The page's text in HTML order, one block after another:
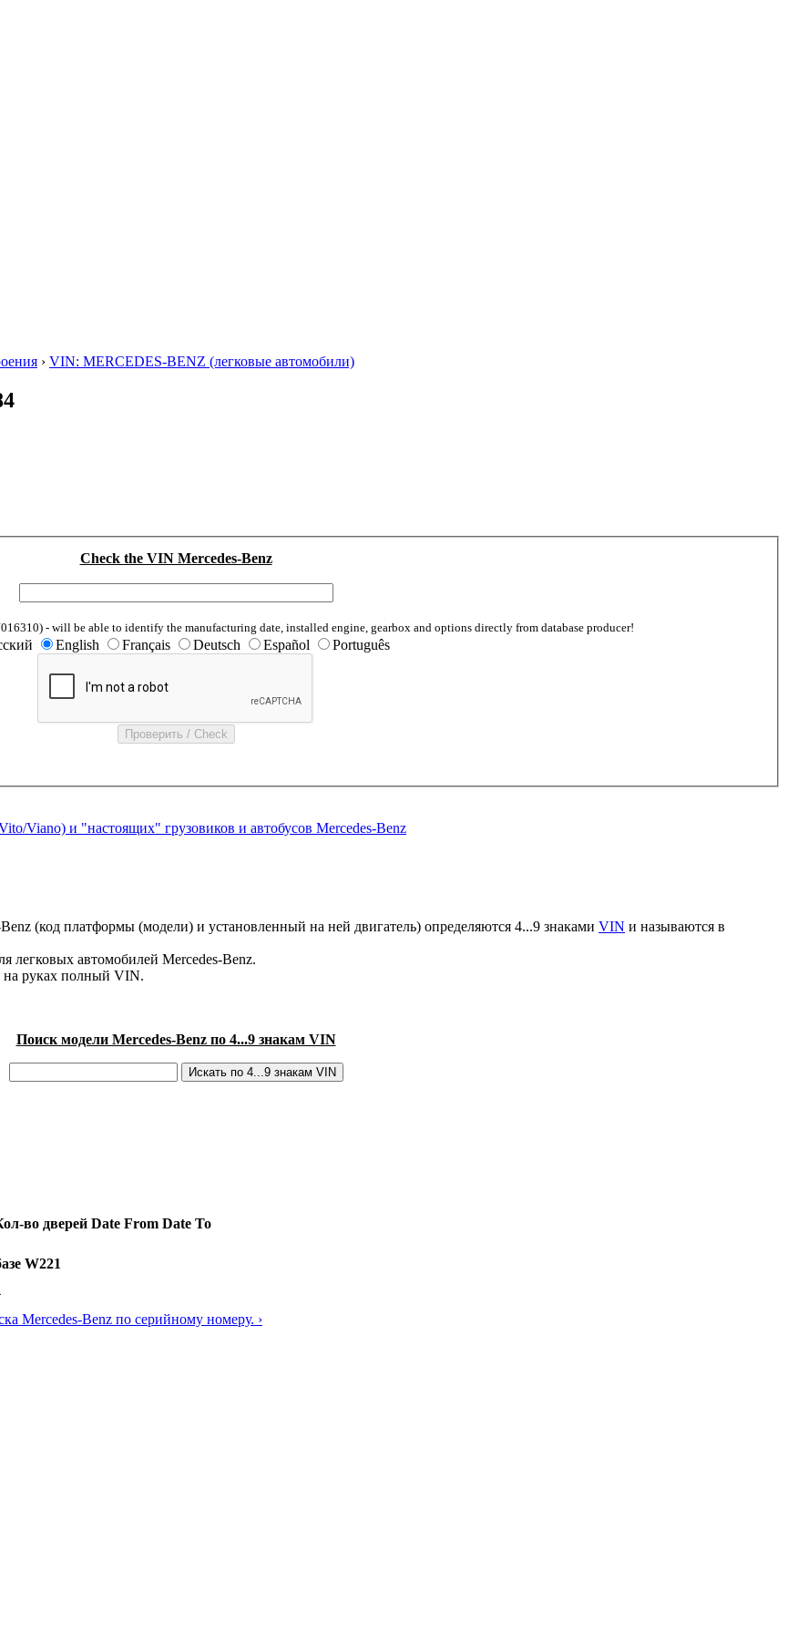
› VIN: MERCEDES-BENZ (легковые автомобили)
Check the VIN Mercedes-Benz
- will be able to identify the manufacturing date, installed engine, gearbox and options directly from database producer!
English Français Deutsch Español Português
Viano) и "настоящих" грузовиков и автобусов Mercedes-Benz
(код платформы (модели) и установленный на ней двигатель) определяются 4...9 знаками VIN и называются в
легковых автомобилей Mercedes-Benz.
на руках полный VIN.
Поиск модели Mercedes-Benz по 4...9 знакам VIN
во дверей Date From Date To
W221
Mercedes-Benz по серийному номеру. ›